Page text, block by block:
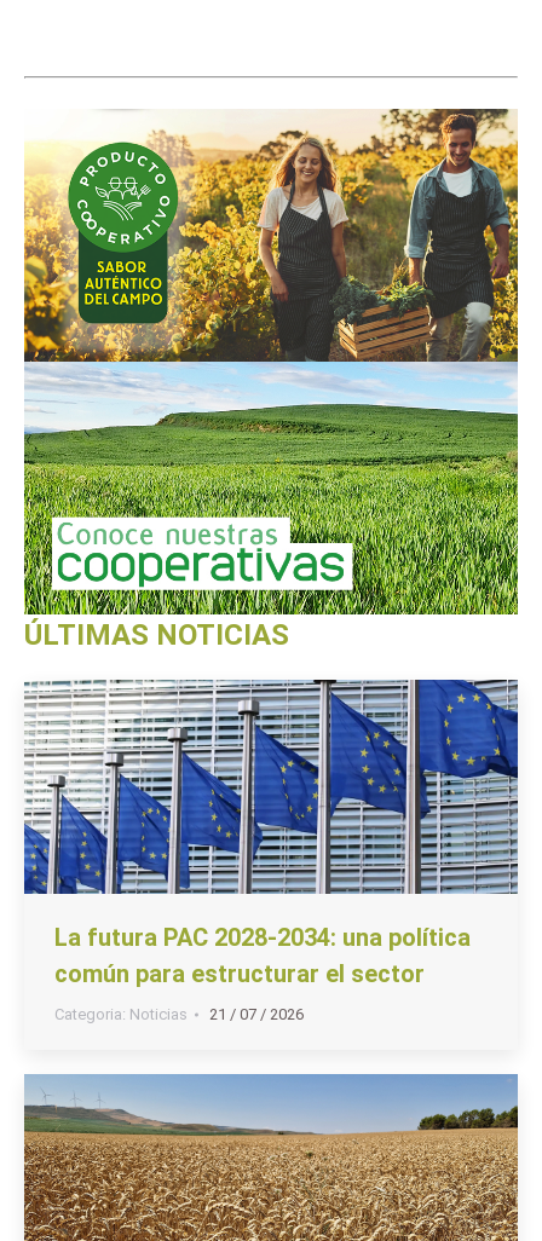
ÚLTIMAS NOTICIAS
La futura PAC 2028-2034: una política
común para estructurar el sector
Categoria: Noticias 21 / 07 / 2026